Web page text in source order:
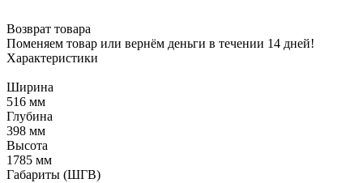
Возврат товара
Поменяем товар или вернём деньги в течении 14 дней!
Характеристики
Ширина
516 мм
Глубина
398 мм
Высота
1785 мм
Габариты (ШГВ)